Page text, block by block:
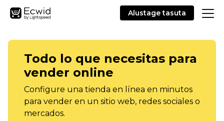
Alustage tasuta
Todo lo que necesitas para
vender online
Configure una tienda en línea en minutos
para vender en un sitio web, redes sociales o
mercados.